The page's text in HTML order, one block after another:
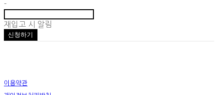
-
재입고 시 알림
신청하기
이용약관